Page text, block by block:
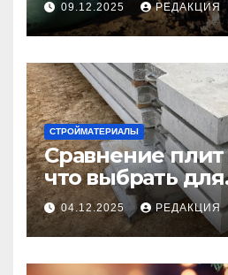
09.12.2025 РЕДАКЦИЯ
СТРОЙМАТЕРИАЛЫ
Сравнение
что выбрать для
долговечного и
покрытия
04.12.2025 РЕДАКЦИЯ